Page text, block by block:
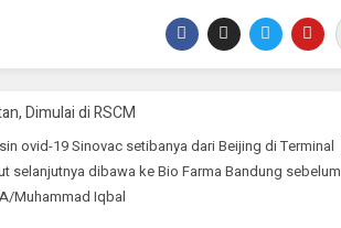
ovid-19 Sinovac setibanya dari Beijing di Terminal
selanjutnya dibawa ke Bio Farma Bandung sebelum
Muhammad Iqbal